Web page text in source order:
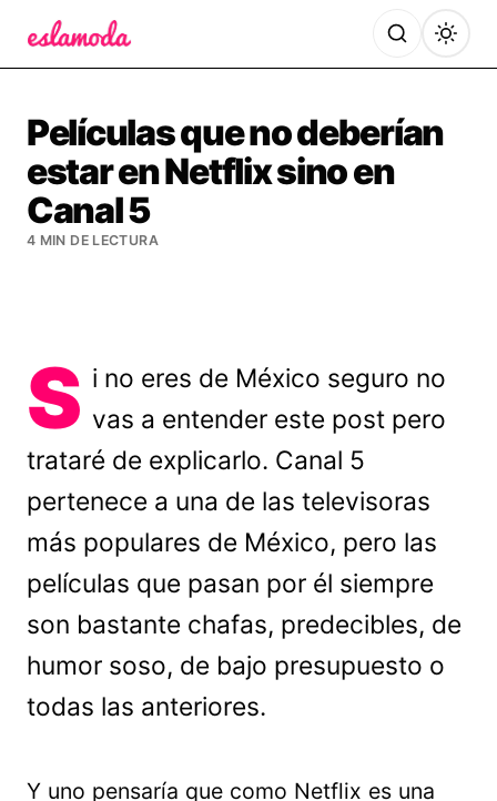
Películas que no deberían
estar en Netflix sino en
Canal 5
4 MIN DE LECTURA
S i no eres de México seguro no
vas a entender este post pero
trataré de explicarlo. Canal 5
pertenece a una de las televisoras
más populares de México, pero las
películas que pasan por él siempre
son bastante chafas, predecibles, de
humor soso, de bajo presupuesto o
todas las anteriores.
Y uno pensaría que como Netflix es una